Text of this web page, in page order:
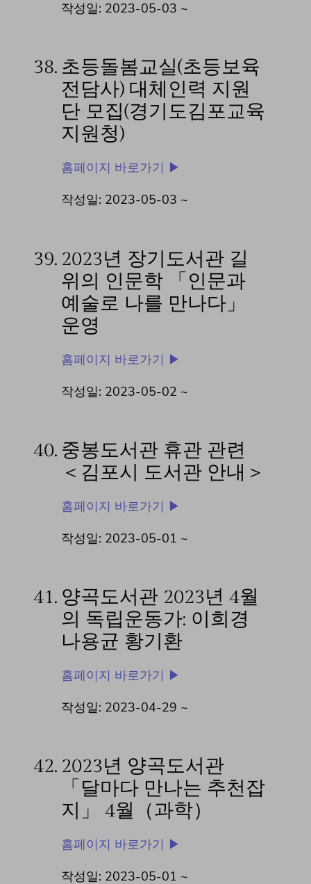
작성일: 2023-05-03 ~
38. 초등돌봄교실(초등보육
전담사) 대체인력 지원
단 모집(경기도김포교육
지원청)
홈페이지 바로가기 ▶
작성일: 2023-05-03 ~
39. 2023년 장기도서관 길
위의 인문학 「인문과
예술로 나를 만나다」
운영
홈페이지 바로가기 ▶
작성일: 2023-05-02 ~
40. 중봉도서관 휴관 관련
＜김포시 도서관 안내＞
홈페이지 바로가기 ▶
작성일: 2023-05-01 ~
41. 양곡도서관 2023년 4월
의 독립운동가: 이희경
나용균 황기환
홈페이지 바로가기 ▶
작성일: 2023-04-29 ~
42. 2023년 양곡도서관
「달마다 만나는 추천잡
지」 4월（과학）
홈페이지 바로가기 ▶
작성일: 2023-05-01 ~